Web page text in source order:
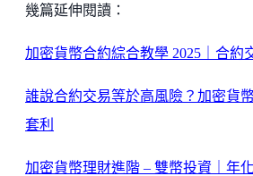
幾篇延伸閱讀：
加密貨幣合約綜合教學 2025｜合約
誰說合約交易等於高風險？加密貨
套利
加密貨幣理財進階 – 雙幣投資｜年